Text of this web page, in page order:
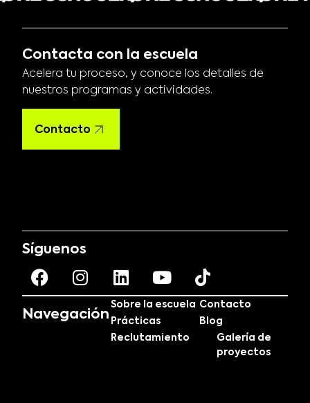
Navegación
Sobre la escuela
Prácticas
Reclutamiento
Contacto
Blog
Galería de
proyectos
Contacta con la escuela
Acelera tu proceso, y conoce los detalles de
nuestros programas y actividades.
Contacto
Síguenos